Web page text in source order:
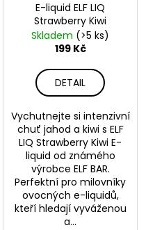
E-liquid ELF LIQ
Strawberry Kiwi
Skladem (>5 ks)
199 Kč
DETAIL
Vychutnejte si intenzivní
chuť jahod a kiwi s ELF
LIQ Strawberry Kiwi E-
liquid od známého
výrobce ELF BAR.
Perfektní pro milovníky
ovocných e-liquidů,
kteří hledají vyváženou
a...